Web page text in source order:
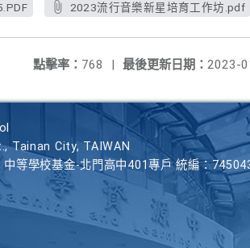
2023流行音樂新星培育工作坊.pdf
最後更新日期： 2023-
點擊率： 768 |
Tainan City, TAIWAN
等學校基金-北門高中401專戶 統編：